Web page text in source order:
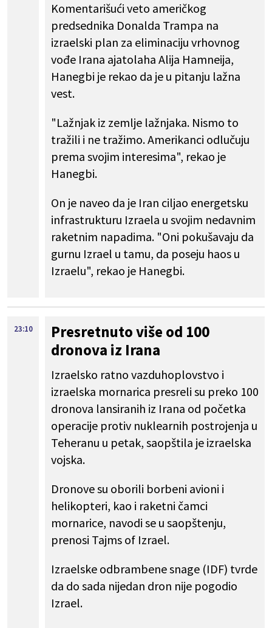
Komentarišući veto američkog
predsednika Donalda Trampa na
izraelski plan za eliminaciju vrhovnog
vođe Irana ajatolaha Alija Hamneija,
Hanegbi je rekao da je u pitanju lažna
vest.
"Lažnjak iz zemlje lažnjaka. Nismo to
tražili i ne tražimo. Amerikanci odlučuju
prema svojim interesima", rekao je
Hanegbi.
On je naveo da je Iran ciljao energetsku
infrastrukturu Izraela u svojim nedavnim
raketnim napadima. "Oni pokušavaju da
gurnu Izrael u tamu, da poseju haos u
Izraelu", rekao je Hanegbi.
23:10
Presretnuto više od 100
dronova iz Irana
Izraelsko ratno vazduhoplovstvo i
izraelska mornarica presreli su preko 100
dronova lansiranih iz Irana od početka
operacije protiv nuklearnih postrojenja u
Teheranu u petak, saopštila je izraelska
vojska.
Dronove su oborili borbeni avioni i
helikopteri, kao i raketni čamci
mornarice, navodi se u saopštenju,
prenosi Tajms of Izrael.
Izraelske odbrambene snage (IDF) tvrde
da do sada nijedan dron nije pogodio
Izrael.